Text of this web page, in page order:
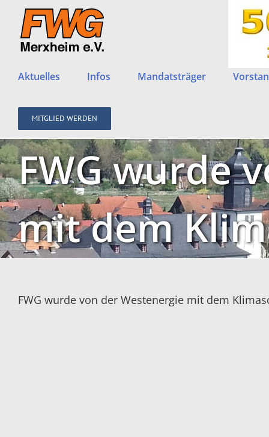
Inhalt
springen
Aktuelles Infos Mandatsträger
MITGLIED WERDEN
FWG wurde
mit dem
FWG wurde von der Westenergie mit dem